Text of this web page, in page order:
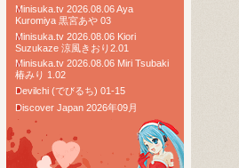
Minisuka.tv 2026.08.06 Aya
Kuromiya 黒宮あや 03
Minisuka.tv 2026.08.06 Kiori
Suzukaze 涼風きおり2.01
Minisuka.tv 2026.08.06 Miri Tsubaki
椿みり 1.02
Devilchi (でびるち) 01-15
Discover Japan 2026年09月